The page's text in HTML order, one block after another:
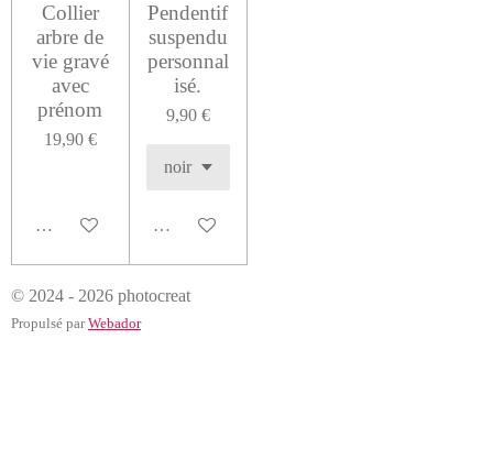
Collier
arbre de
vie gravé
avec
prénom
19,90 €
Voir les détails
Pendentif
suspendu
personnal
isé.
9,90 €
Voir les détails
© 2024 - 2026 photocreat
Propulsé parWebador